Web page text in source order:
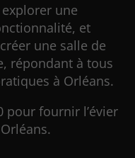
une
et
une salle de
répondant à tous
à Orléans.
pour fournir l’évier